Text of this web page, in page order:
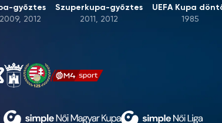
győztes
2012
Szuperkupa-győztes
2011, 2012
UEFA Kupa
1985